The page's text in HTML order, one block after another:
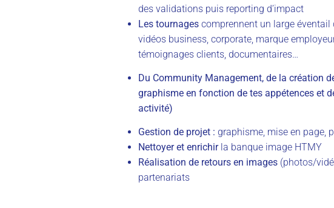
des validations puis reporting d’impact
Les tournages comprennent un large
vidéos business, corporate, marque
témoignages clients, documentaires…
Du Community Management, de la création
graphisme en fonction de tes appétences et
activité)
Gestion de projet : graphisme, mise en page,
Nettoyer et enrichir la banque image HTMY
Réalisation de retours en images (photos/
partenariats